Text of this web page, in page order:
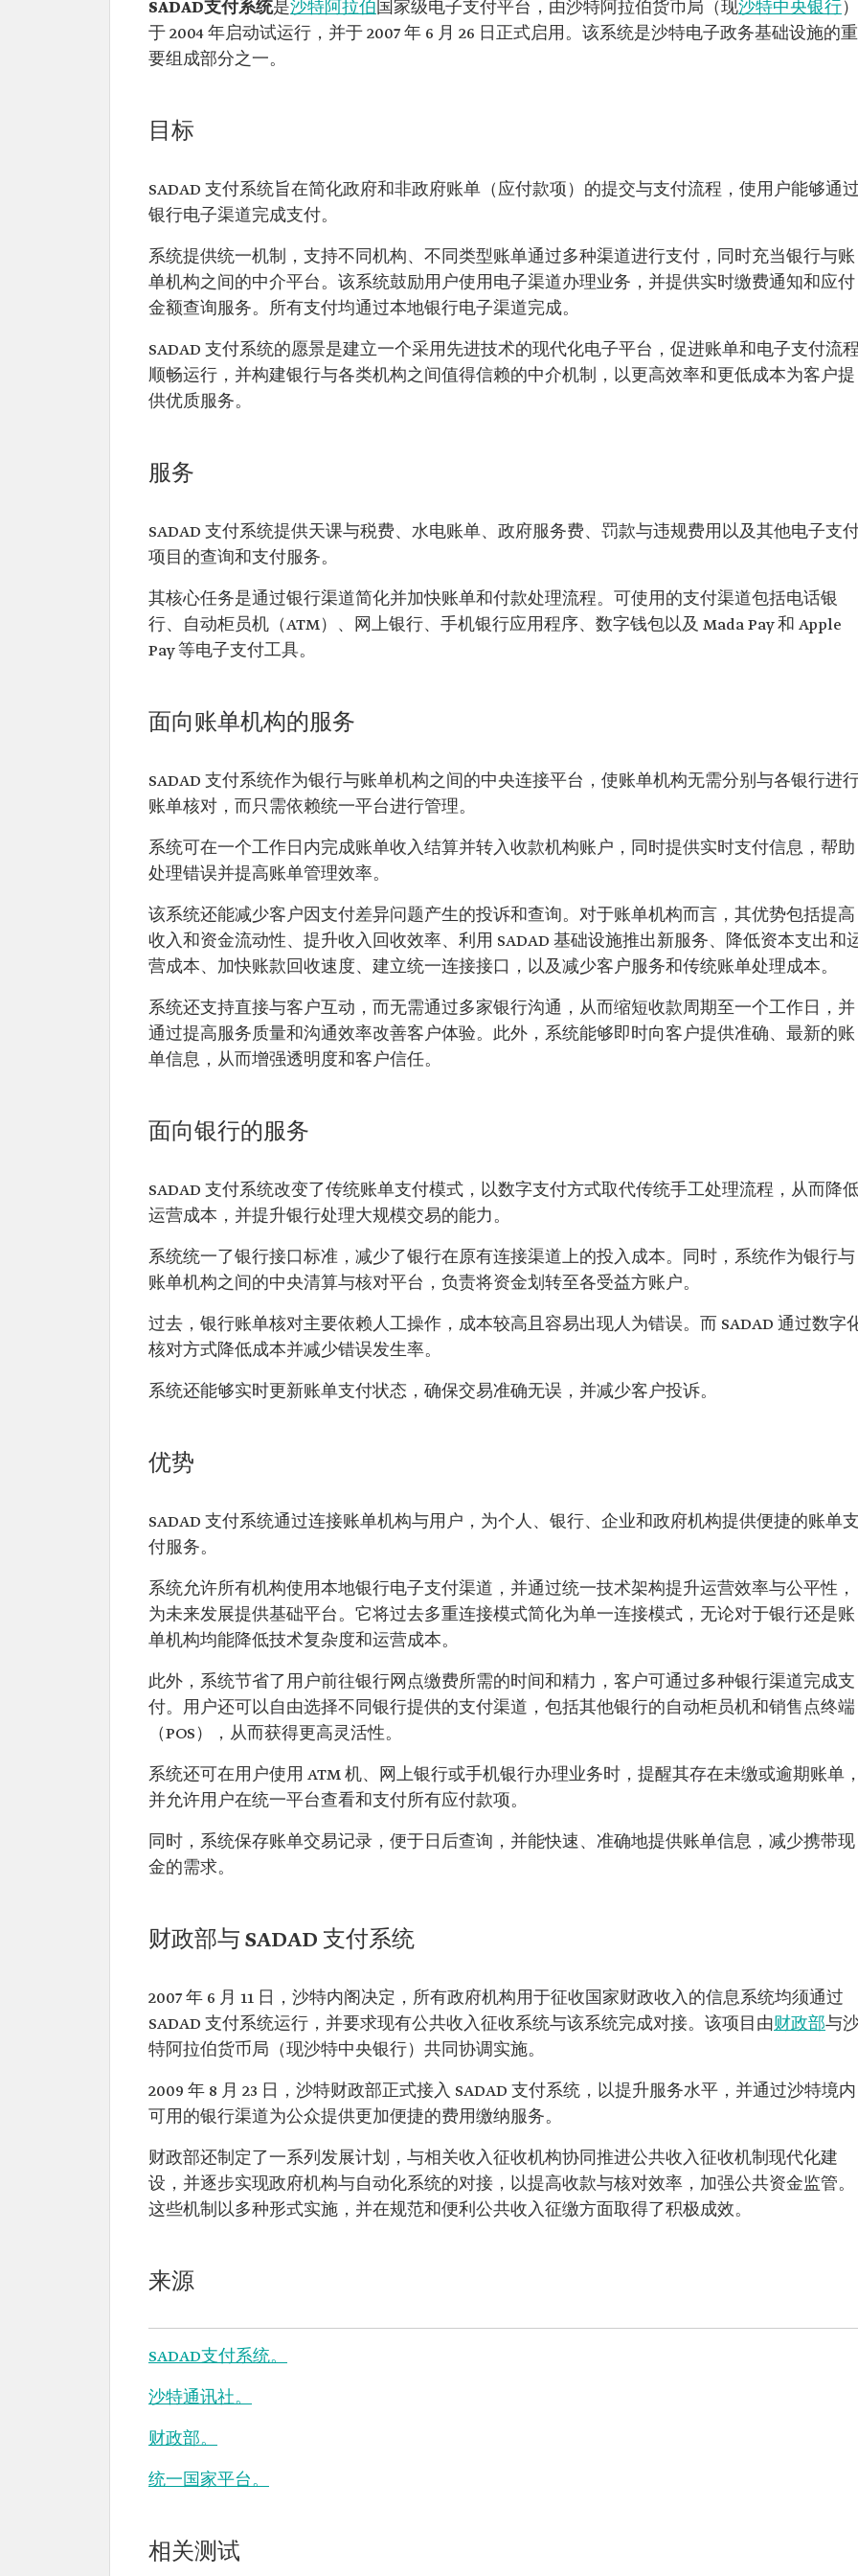
SADAD支付系统是沙特阿拉伯国家级电子支付平台，由沙特阿拉伯货币局（现沙特中央银行）
于 2004 年启动试运行，并于 2007 年 6 月 26 日正式启用。该系统是沙特电子政务基础设施的重
要组成部分之一。
目标
SADAD 支付系统旨在简化政府和非政府账单（应付款项）的提交与支付流程，使用户能够通
银行电子渠道完成支付。
系统提供统一机制，支持不同机构、不同类型账单通过多种渠道进行支付，同时充当银行与账
单机构之间的中介平台。该系统鼓励用户使用电子渠道办理业务，并提供实时缴费通知和应付
金额查询服务。所有支付均通过本地银行电子渠道完成。
SADAD 支付系统的愿景是建立一个采用先进技术的现代化电子平台，促进账单和电子支付流
顺畅运行，并构建银行与各类机构之间值得信赖的中介机制，以更高效率和更低成本为客户提
供优质服务。
服务
SADAD 支付系统提供天课与税费、水电账单、政府服务费、罚款与违规费用以及其他电子支
项目的查询和支付服务。
其核心任务是通过银行渠道简化并加快账单和付款处理流程。可使用的支付渠道包括电话银
行、自动柜员机（ATM）、网上银行、手机银行应用程序、数字钱包以及 Mada Pay 和 Apple
Pay 等电子支付工具。
面向账单机构的服务
SADAD 支付系统作为银行与账单机构之间的中央连接平台，使账单机构无需分别与各银行进
账单核对，而只需依赖统一平台进行管理。
系统可在一个工作日内完成账单收入结算并转入收款机构账户，同时提供实时支付信息，帮助
处理错误并提高账单管理效率。
该系统还能减少客户因支付差异问题产生的投诉和查询。对于账单机构而言，其优势包括提高
收入和资金流动性、提升收入回收效率、利用 SADAD 基础设施推出新服务、降低资本支出和
营成本、加快账款回收速度、建立统一连接接口，以及减少客户服务和传统账单处理成本。
系统还支持直接与客户互动，而无需通过多家银行沟通，从而缩短收款周期至一个工作日，并
通过提高服务质量和沟通效率改善客户体验。此外，系统能够即时向客户提供准确、最新的账
单信息，从而增强透明度和客户信任。
面向银行的服务
SADAD 支付系统改变了传统账单支付模式，以数字支付方式取代传统手工处理流程，从而降
运营成本，并提升银行处理大规模交易的能力。
系统统一了银行接口标准，减少了银行在原有连接渠道上的投入成本。同时，系统作为银行与
账单机构之间的中央清算与核对平台，负责将资金划转至各受益方账户。
过去，银行账单核对主要依赖人工操作，成本较高且容易出现人为错误。而 SADAD 通过数字
核对方式降低成本并减少错误发生率。
系统还能够实时更新账单支付状态，确保交易准确无误，并减少客户投诉。
优势
SADAD 支付系统通过连接账单机构与用户，为个人、银行、企业和政府机构提供便捷的账单
付服务。
系统允许所有机构使用本地银行电子支付渠道，并通过统一技术架构提升运营效率与公平性，
为未来发展提供基础平台。它将过去多重连接模式简化为单一连接模式，无论对于银行还是账
单机构均能降低技术复杂度和运营成本。
此外，系统节省了用户前往银行网点缴费所需的时间和精力，客户可通过多种银行渠道完成支
付。用户还可以自由选择不同银行提供的支付渠道，包括其他银行的自动柜员机和销售点终端
（POS），从而获得更高灵活性。
系统还可在用户使用 ATM 机、网上银行或手机银行办理业务时，提醒其存在未缴或逾期账单
并允许用户在统一平台查看和支付所有应付款项。
同时，系统保存账单交易记录，便于日后查询，并能快速、准确地提供账单信息，减少携带现
金的需求。
财政部与 SADAD 支付系统
2007 年 6 月 11 日，沙特内阁决定，所有政府机构用于征收国家财政收入的信息系统均须通过
SADAD 支付系统运行，并要求现有公共收入征收系统与该系统完成对接。该项目由财政部与
特阿拉伯货币局（现沙特中央银行）共同协调实施。
2009 年 8 月 23 日，沙特财政部正式接入 SADAD 支付系统，以提升服务水平，并通过沙特境内
可用的银行渠道为公众提供更加便捷的费用缴纳服务。
财政部还制定了一系列发展计划，与相关收入征收机构协同推进公共收入征收机制现代化建
设，并逐步实现政府机构与自动化系统的对接，以提高收款与核对效率，加强公共资金监管。
这些机制以多种形式实施，并在规范和便利公共收入征缴方面取得了积极成效。
来源
SADAD支付系统。
沙特通讯社。
财政部。
统一国家平台。
相关测试